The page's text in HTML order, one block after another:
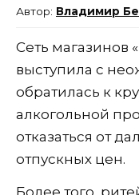
Владимир
Сеть магазинов
выступила с
обратилась к
алкогольной
отказаться от
отпускных цен.